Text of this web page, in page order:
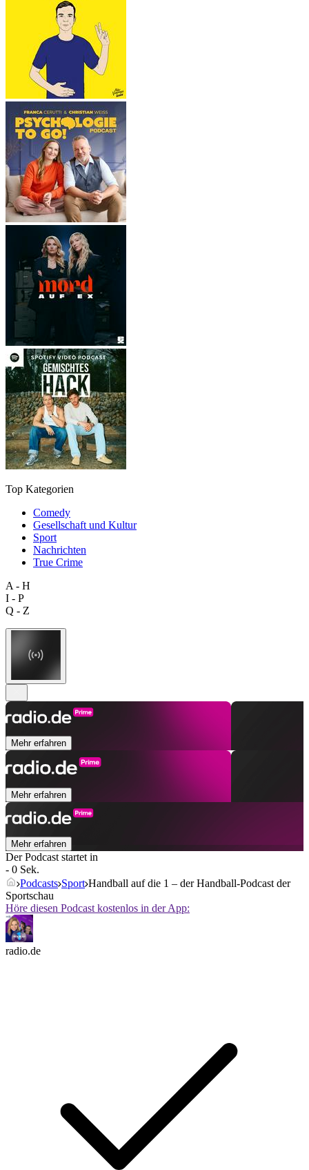
Top Kategorien
Comedy
Gesellschaft und Kultur
Sport
Nachrichten
True Crime
A - H
I - P
Q - Z
Mehr erfahren
Mehr erfahren
Mehr erfahren
Der Podcast startet in
- 0 Sek.
Podcasts Sport Handball auf die 1 – der Handball-Podcast der
Sportschau
Höre diesen Podcast kostenlos in der App:
radio.de